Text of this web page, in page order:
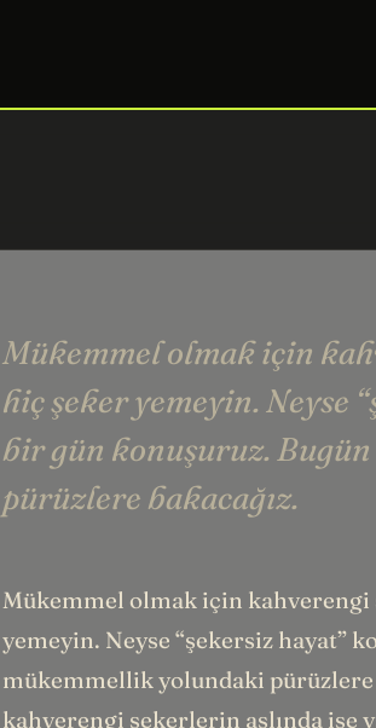
Mükemmel olmak için
hiç şeker yemeyin. Neyse
bir gün konuşuruz.
pürüzlere bakacağız.
Mükemmel olmak için kahverengi
yemeyin. Neyse “şekersiz hayat”
mükemmellik yolundaki pürüzlere
kahverengi şekerlerin aslında işe